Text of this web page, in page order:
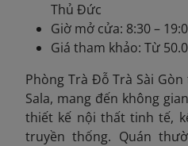
Thủ Đức
Giờ mở cửa: 8:30 –
Giá tham khảo: Từ
Phòng Trà Đỗ Trà Sài
Sala, mang đến không
thiết kế nội thất tinh tế,
truyền thống. Quán